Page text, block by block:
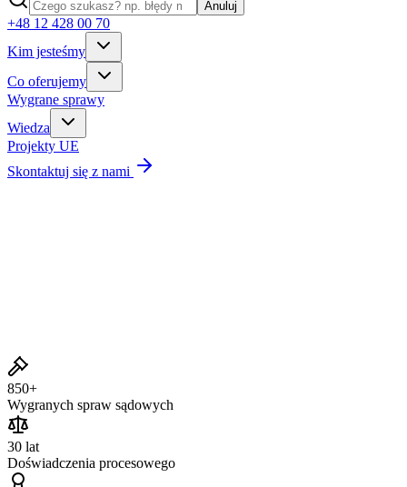
Anuluj
+48 12 428 00 70
Kim jesteśmy
Co oferujemy
Wygrane sprawy
Wiedza
Projekty UE
Skontaktuj się z nami
850+
Wygranych spraw sądowych
30 lat
Doświadczenia procesowego